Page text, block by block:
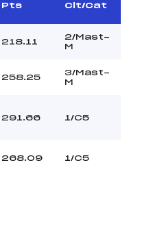
Pts Clt/Cat
218.11
2/Mast-
M
258.25
3/Mast-
M
291.66 1/C5
268.09 1/C5